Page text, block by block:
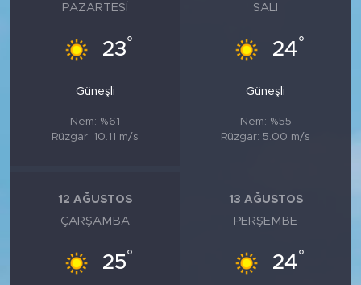
PAZARTESI
23°
Güneşli
Nem: %61
Rüzgar: 10.11 m/s
SALI
24°
Güneşli
Nem: %55
Rüzgar: 5.00 m/s
12 AĞUSTOS
ÇARŞAMBA
25°
13 AĞUSTOS
PERŞEMBE
24°